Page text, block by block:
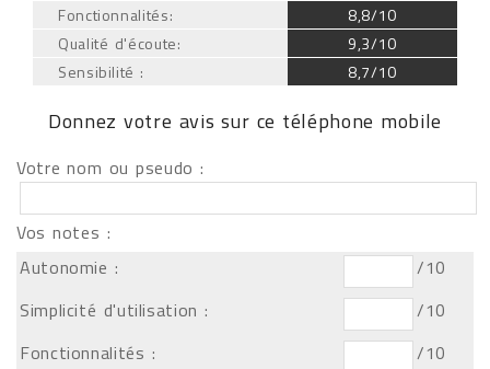
Fonctionnalités:
Qualité d'écoute:
Sensibilité :
8,8/10
9,3/10
8,7/10
Donnez votre avis sur ce téléphone mobile
Votre nom ou pseudo :
Vos notes :
Autonomie :
/10
Simplicité d'utilisation :
/10
Fonctionnalités :
/10